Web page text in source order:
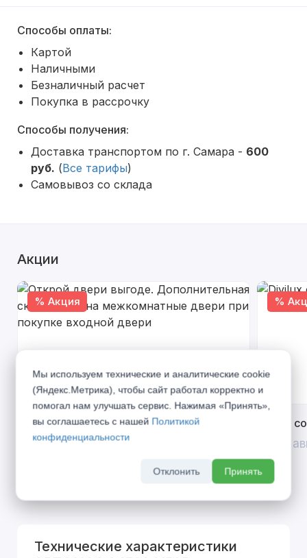
Способы оплаты:
Картой
Наличными
Безналичный расчет
Покупка в рассрочку
Способы получения:
Доставка транспортом по г. Самара - 600
руб. (Все тарифы)
Самовывоз со склада
Акции
% Акция
Открой двери выгоде. Дополнительная
скидка 10% на межкомнатные двери при
%
Divilux
До 31
Технические характеристики
Мы используем технические и аналитические cookie
(Яндекс.Метрика), чтобы сайт работал корректно и
помогал нам улучшать сервис. Нажимая «Принять»,
вы соглашаетесь с нашей Политикой
конфиденциальности
Отклонить Принять